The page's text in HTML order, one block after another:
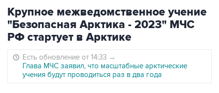
Крупное межведомственное учение
"Безопасная Арктика - 2023" МЧС
РФ стартует в Арктике
Есть обновление от 14:33 →
Глава МЧС заявил, что масштабные арктические
учения будут проводиться раз в два года